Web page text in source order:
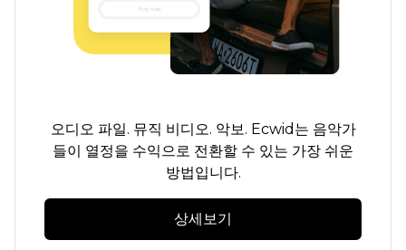
오디오 파일. 뮤직 비디오. 악보. Ecwid는 음악가
들이 열정을 수익으로 전환할 수 있는 가장 쉬운
방법입니다.
상세보기